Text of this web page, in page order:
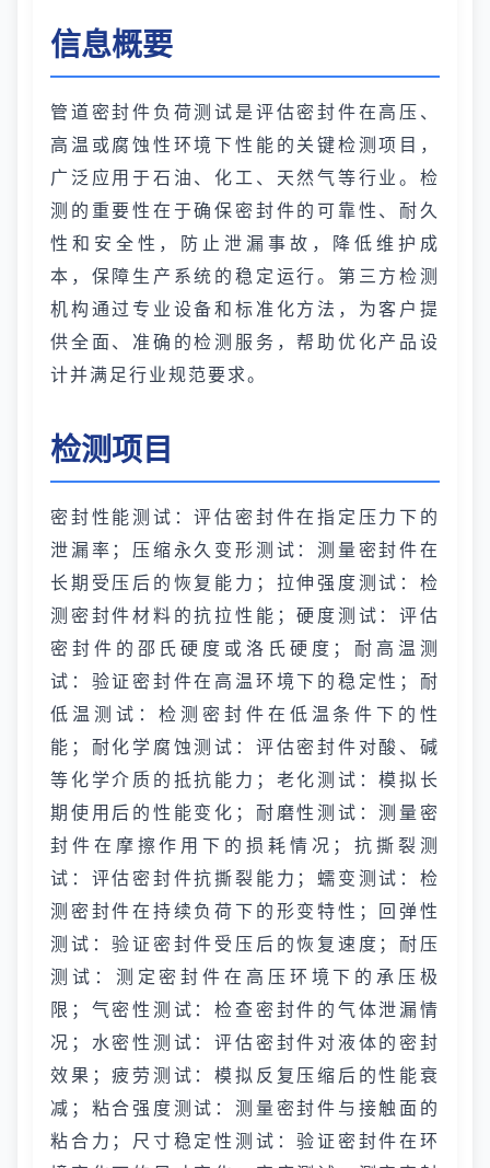
信息概要
管道密封件负荷测试是评估密封件在高压、
高温或腐蚀性环境下性能的关键检测项目，
广泛应用于石油、化工、天然气等行业。检
测的重要性在于确保密封件的可靠性、耐久
性和安全性，防止泄漏事故，降低维护成
本，保障生产系统的稳定运行。第三方检测
机构通过专业设备和标准化方法，为客户提
供全面、准确的检测服务，帮助优化产品设
计并满足行业规范要求。
检测项目
密封性能测试：评估密封件在指定压力下的
泄漏率；压缩永久变形测试：测量密封件在
长期受压后的恢复能力；拉伸强度测试：检
测密封件材料的抗拉性能；硬度测试：评估
密封件的邵氏硬度或洛氏硬度；耐高温测
试：验证密封件在高温环境下的稳定性；耐
低温测试：检测密封件在低温条件下的性
能；耐化学腐蚀测试：评估密封件对酸、碱
等化学介质的抵抗能力；老化测试：模拟长
期使用后的性能变化；耐磨性测试：测量密
封件在摩擦作用下的损耗情况；抗撕裂测
试：评估密封件抗撕裂能力；蠕变测试：检
测密封件在持续负荷下的形变特性；回弹性
测试：验证密封件受压后的恢复速度；耐压
测试：测定密封件在高压环境下的承压极
限；气密性测试：检查密封件的气体泄漏情
况；水密性测试：评估密封件对液体的密封
效果；疲劳测试：模拟反复压缩后的性能衰
减；粘合强度测试：测量密封件与接触面的
粘合力；尺寸稳定性测试：验证密封件在环